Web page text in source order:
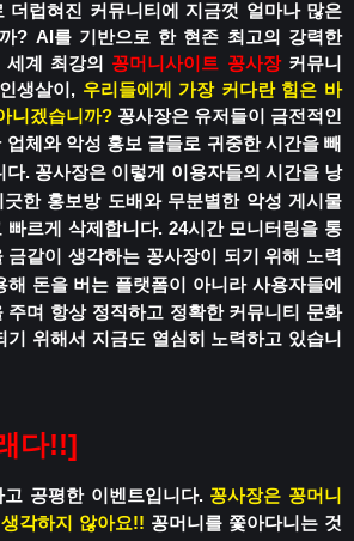
더럽혀진 커뮤니티에 지금껏 얼마나 많은
? AI를 기반으로 한 현존 최고의 강력한
세계 최강의 꽁머니사이트 꽁사장커뮤니
인생살이, 우리들에게 가장 커다란 힘은 바
니겠습니까? 꽁사장은 유저들이 금전적인
업체와 악성 홍보 글들로 귀중한 시간을 빼
다. 꽁사장은 이렇게 이용자들의 시간을 낭
긋한 홍보방 도배와 무분별한 악성 게시물
빠르게 삭제합니다. 24시간 모니터링을 통
금같이 생각하는 꽁사장이 되기 위해 노력
해 돈을 버는 플랫폼이 아니라 사용자들에
주며 항상 정직하고 정확한 커뮤니티 문화
기 위해서 지금도 열심히 노력하고 있습니
다!!]
공평한 이벤트입니다. 꽁사장은 꽁머니
각하지 않아요!! 꽁머니를 쫓아다니는 것